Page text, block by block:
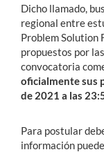
English
Dicho llamado,
regional entre
Problem Solution
propuestos por
convocatoria
oficialmente sus
de 2021 a las
Para postular
información